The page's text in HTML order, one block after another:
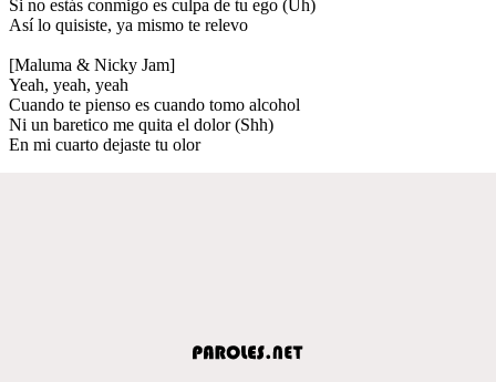
Si no estás conmigo es culpa de tu ego (Uh)
Así lo quisiste, ya mismo te relevo
[Maluma & Nicky Jam]
Yeah, yeah, yeah
Cuando te pienso es cuando tomo alcohol
Ni un baretico me quita el dolor (Shh)
En mi cuarto dejaste tu olor